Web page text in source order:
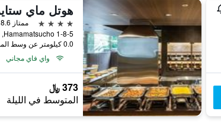
4 نجوم
ممتاز 8.6
1-8-5 Hamamatsucho, طوكيو, اليابان
0.0 كيلومتر عن وسط المدينة
واي فاي مجاني
373 ﷼
المتوسط في الليلة